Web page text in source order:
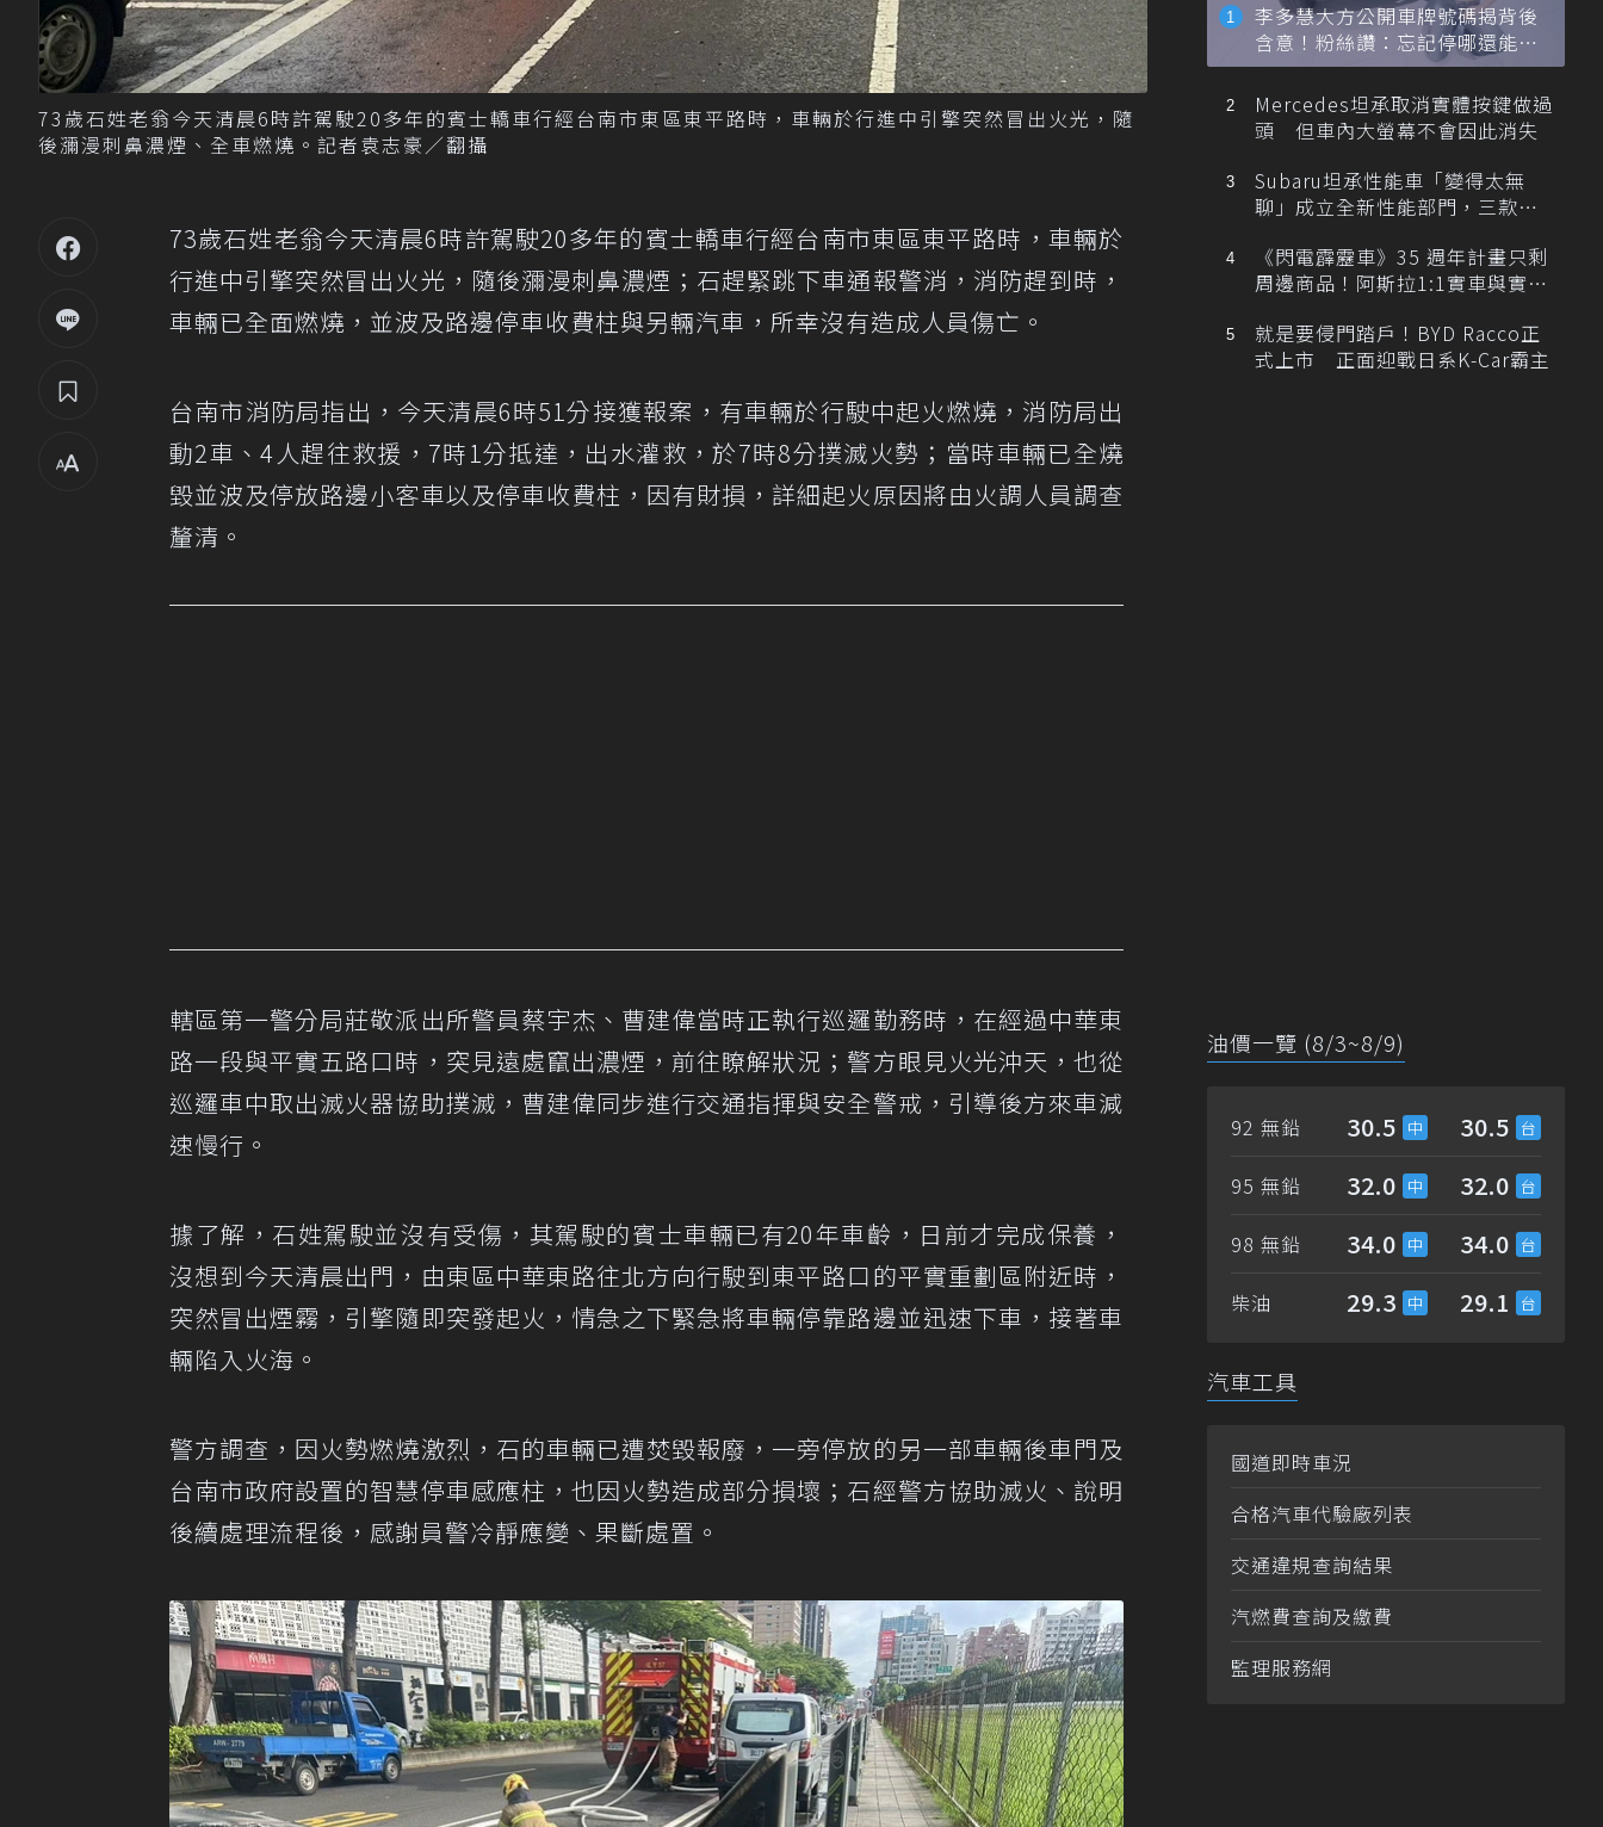
73歲石姓老翁今天清晨6時許駕駛20多年的賓士轎車行經台南市東區東平路時，車輛於行進中引擎突然冒出火光，隨
後瀰漫刺鼻濃煙、全車燃燒。記者袁志豪／翻攝
73歲石姓老翁今天清晨6時許駕駛20多年的賓士轎車行經台南市東區東平路時，車輛於
行進中引擎突然冒出火光，隨後瀰漫刺鼻濃煙；石趕緊跳下車通報警消，消防趕到時，
車輛已全面燃燒，並波及路邊停車收費柱與另輛汽車，所幸沒有造成人員傷亡。
台南市消防局指出，今天清晨6時51分接獲報案，有車輛於行駛中起火燃燒，消防局出
動2車、4人趕往救援，7時1分抵達，出水灌救，於7時8分撲滅火勢；當時車輛已全燒
毀並波及停放路邊小客車以及停車收費柱，因有財損，詳細起火原因將由火調人員調查
釐清。
轄區第一警分局莊敬派出所警員蔡宇杰、曹建偉當時正執行巡邏勤務時，在經過中華東
路一段與平實五路口時，突見遠處竄出濃煙，前往瞭解狀況；警方眼見火光沖天，也從
巡邏車中取出滅火器協助撲滅，曹建偉同步進行交通指揮與安全警戒，引導後方來車減
速慢行。
據了解，石姓駕駛並沒有受傷，其駕駛的賓士車輛已有20年車齡，日前才完成保養，
沒想到今天清晨出門，由東區中華東路往北方向行駛到東平路口的平實重劃區附近時，
突然冒出煙霧，引擎隨即突發起火，情急之下緊急將車輛停靠路邊並迅速下車，接著車
輛陷入火海。
警方調查，因火勢燃燒激烈，石的車輛已遭焚毀報廢，一旁停放的另一部車輛後車門及
台南市政府設置的智慧停車感應柱，也因火勢造成部分損壞；石經警方協助滅火、說明
後續處理流程後，感謝員警冷靜應變、果斷處置。
李多慧大方公開車牌號碼揭背後
含意！粉絲讚：忘記停哪還能幫
忙找車
Mercedes坦承取消實體按鍵做過
頭 但車內大螢幕不會因此消失
Subaru坦承性能車「變得太無
聊」成立全新性能部門，三款手
《閃電霹靂車》35 週年計畫只剩
周邊商品！阿斯拉1:1實車與實體
就是要侵門踏戶！BYD Racco正
式上市 正面迎戰日系K-Car霸主
油價一覽 (8/3~8/9)
92 無鉛 30.5 30.5
95 無鉛 32.0 32.0
98 無鉛 34.0 34.0
柴油 29.3 29.1
汽車工具
國道即時車況
合格汽車代驗廠列表
交通違規查詢結果
汽燃費查詢及繳費
監理服務網